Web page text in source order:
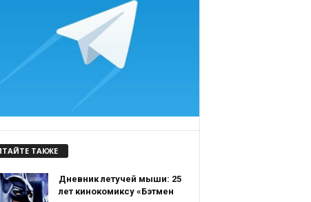
ТАКЖЕ
Дневник летучей мыши: 25
лет кинокомиксу «Бэтмен